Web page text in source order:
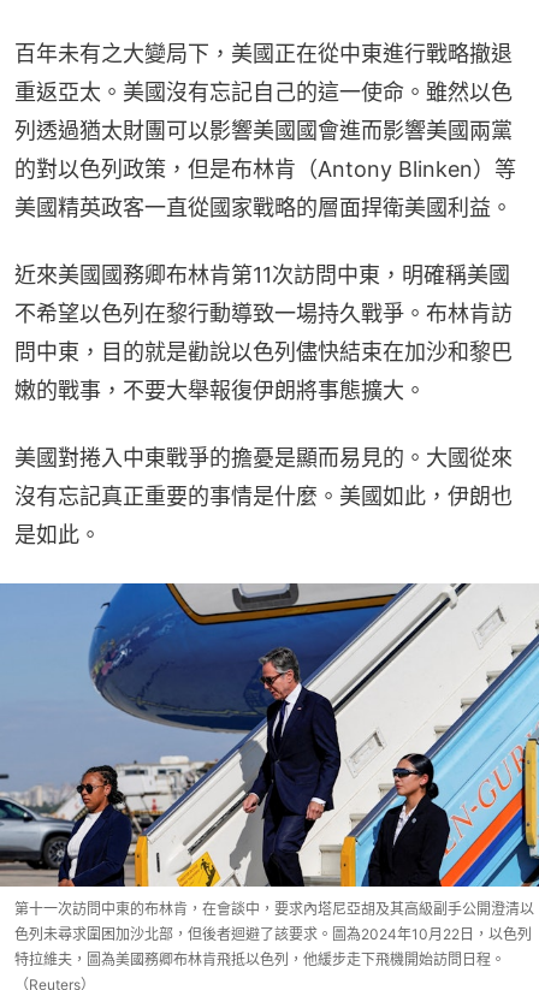
百年未有之大變局下，美國正在從中東進行戰略撤退
重返亞太。美國沒有忘記自己的這一使命。雖然以色
列透過猶太財團可以影響美國國會進而影響美國兩黨
的對以色列政策，但是布林肯（Antony Blinken）等
美國精英政客一直從國家戰略的層面捍衛美國利益。
近來美國國務卿布林肯第11次訪問中東，明確稱美國
不希望以色列在黎行動導致一場持久戰爭。布林肯訪
問中東，目的就是勸說以色列儘快結束在加沙和黎巴
嫩的戰事，不要大舉報復伊朗將事態擴大。
美國對捲入中東戰爭的擔憂是顯而易見的。大國從來
沒有忘記真正重要的事情是什麼。美國如此，伊朗也
是如此。
第十一次訪問中東的布林肯，在會談中，要求內塔尼亞胡及其高級副手公開澄清以
色列未尋求圍困加沙北部，但後者迴避了該要求。圖為2024年10月22日，以色列
特拉維夫，圖為美國務卿布林肯飛抵以色列，他緩步走下飛機開始訪問日程。
（Reuters）